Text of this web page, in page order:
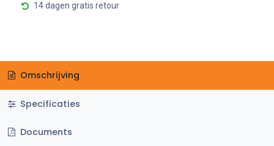
14 dagen gratis retour
Omschrijving
Specificaties
Documents